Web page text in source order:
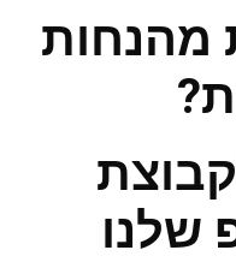
מהנחות
שלנו